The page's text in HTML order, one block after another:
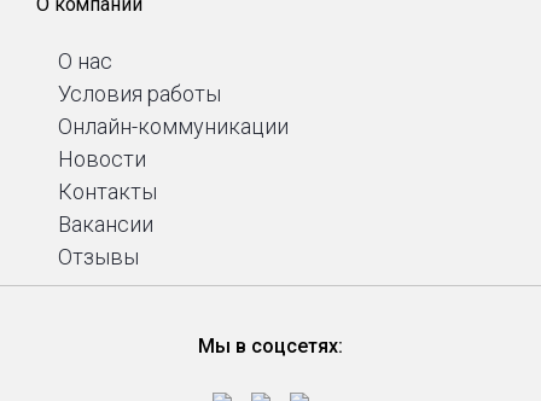
О нас
Условия работы
Онлайн-коммуникации
Новости
Контакты
Вакансии
Отзывы
Мы в соцсетях: